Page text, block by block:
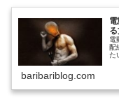
電
配
た
baribariblog.com